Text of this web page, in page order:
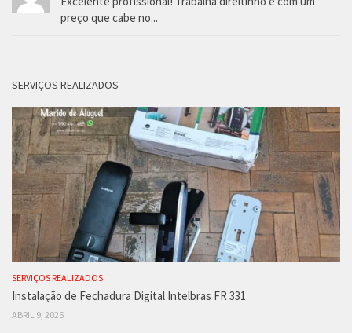
preço que cabe no...
SERVIÇOS REALIZADOS
SERVIÇOS REALIZADOS
Instalação de Fechadura Digital Intelbras FR 331
ABRIL 9, 2026